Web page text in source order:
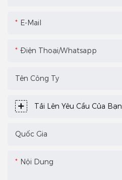
E-Mail
Điện Thoại/Whatsapp
Tên Công Ty
Tải Lên Yêu Cầu Của Bạn
Quốc Gia
Nội Dung